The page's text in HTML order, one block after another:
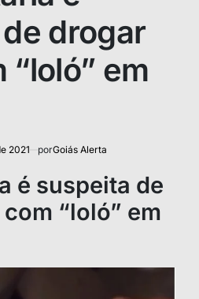
drogar
em
2021 porGoiás Alerta
é suspeita de
“loló” em